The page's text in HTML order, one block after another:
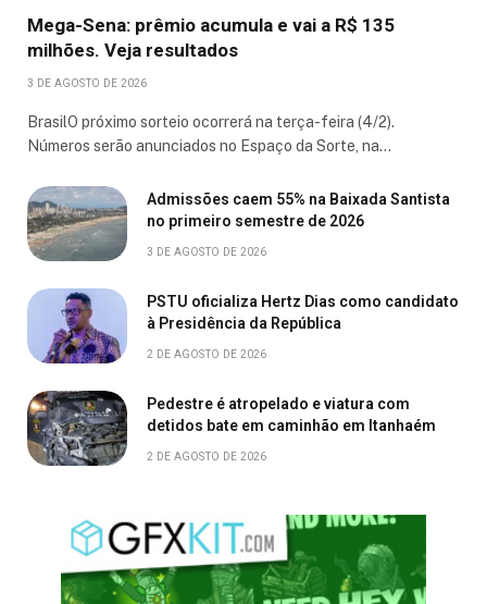
Mega-Sena: prêmio acumula e vai a R$ 135
milhões. Veja resultados
3 DE AGOSTO DE 2026
BrasilO próximo sorteio ocorrerá na terça-feira (4/2).
Números serão anunciados no Espaço da Sorte, na…
Admissões caem 55% na Baixada Santista
no primeiro semestre de 2026
3 DE AGOSTO DE 2026
PSTU oficializa Hertz Dias como candidato
à Presidência da República
2 DE AGOSTO DE 2026
Pedestre é atropelado e viatura com
detidos bate em caminhão em Itanhaém
2 DE AGOSTO DE 2026